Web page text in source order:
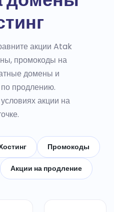
акции Atak
промокоды на
домены и
продлению.
акции на
Промокоды
Акции на продление